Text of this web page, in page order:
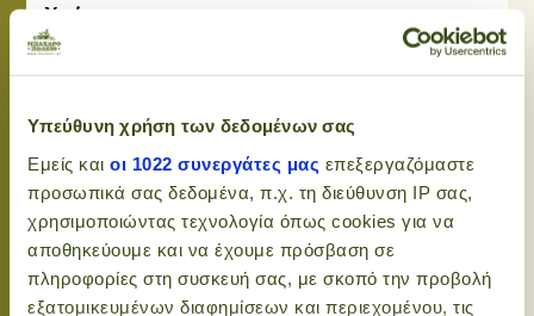
Υπεύθυνη χρήση των δεδομένων σας
Εμείς και οι 1022 συνεργάτες μας επεξεργαζόμαστε
προσωπικά σας δεδομένα, π.χ. τη διεύθυνση IP σας,
χρησιμοποιώντας τεχνολογία όπως cookies για να
αποθηκεύουμε και να έχουμε πρόσβαση σε
πληροφορίες στη συσκευή σας, με σκοπό την προβολή
εξατομικευμένων διαφημίσεων και περιεχομένου, τις
Χρήσεις:
Ιδανική για χρήση μετά από έκθεση στον ήλιο ή
σε περιπτώσεις ερεθισμού.
Κατάλληλη για εβδομαδιαία χρήση ή όποτε η
επιδερμίδα χρειάζεται καταπράυνση.
TIP:Χρησιμοποίησε το υπόλοιπο essence από
το pouch σε λαιμό, χέρια και πόδια για πλήρη
φροντίδα!
Συστατικά: